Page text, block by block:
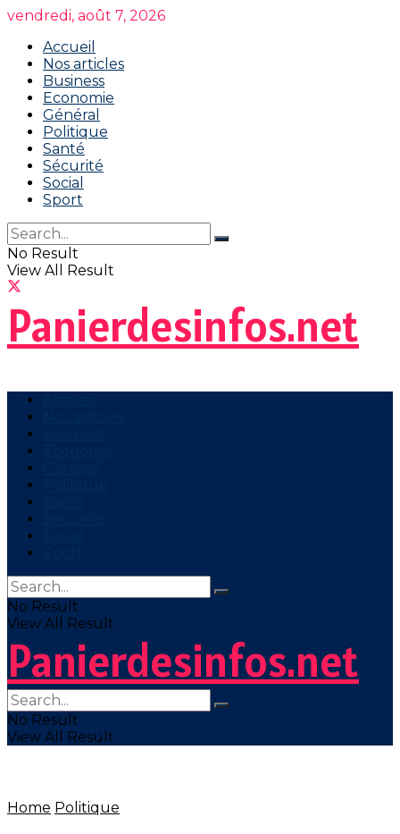
vendredi, août 7, 2026
Accueil
Nos articles
Business
Economie
Général
Politique
Santé
Sécurité
Social
Sport
No Result
View All Result
Panierdesinfos.net
No Result
View All Result
Panierdesinfos.net
No Result
View All Result
Home Politique